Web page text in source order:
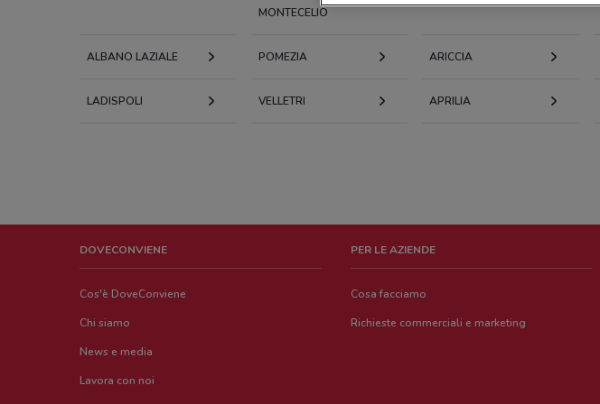
MONTECELIO
ALBANO LAZIALE POMEZIA ARICCIA
LADISPOLI VELLETRI APRILIA
DOVECONVIENE
Cos'è DoveConviene
Chi siamo
News e media
Lavora con noi
PER LE AZIENDE
Cosa facciamo
Richieste commerciali e marketing